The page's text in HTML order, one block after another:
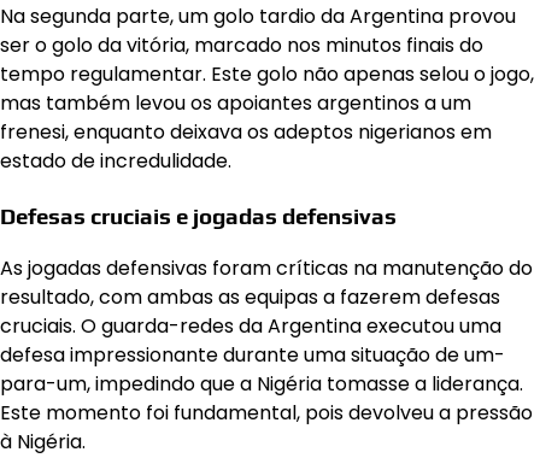
Na segunda parte, um golo tardio da Argentina provou
ser o golo da vitória, marcado nos minutos finais do
tempo regulamentar. Este golo não apenas selou o jogo,
mas também levou os apoiantes argentinos a um
frenesi, enquanto deixava os adeptos nigerianos em
estado de incredulidade.
Defesas cruciais e jogadas defensivas
As jogadas defensivas foram críticas na manutenção do
resultado, com ambas as equipas a fazerem defesas
cruciais. O guarda-redes da Argentina executou uma
defesa impressionante durante uma situação de um-
para-um, impedindo que a Nigéria tomasse a liderança.
Este momento foi fundamental, pois devolveu a pressão
à Nigéria.